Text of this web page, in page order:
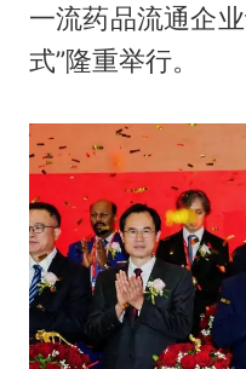
一流药品流通企
式”隆重举行。